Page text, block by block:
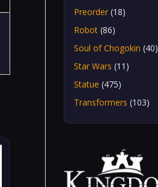
Preorder (18)
Robot (86)
Soul of Chogokin (40)
Star Wars (11)
Statue (475)
Transformers (103)